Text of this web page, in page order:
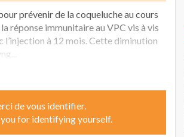
prévenir de la coqueluche au cours
réponse immunitaire au VPC vis à vis
l’injection à 12 mois. Cette diminution
de vous identifier.
for identifying yourself.